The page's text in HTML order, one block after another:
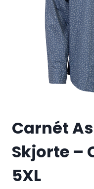
Carnét
Skjorte –
5XL